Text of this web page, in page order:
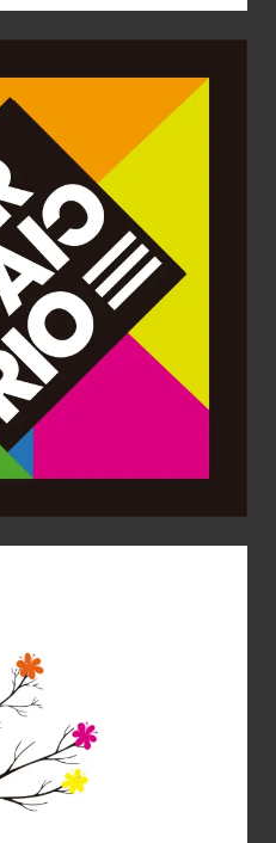
MARCA MURCIA
URBANA
Gráfico Identidad corporativa
Logotipo
de la Música
Gráfico Identidad corporativa